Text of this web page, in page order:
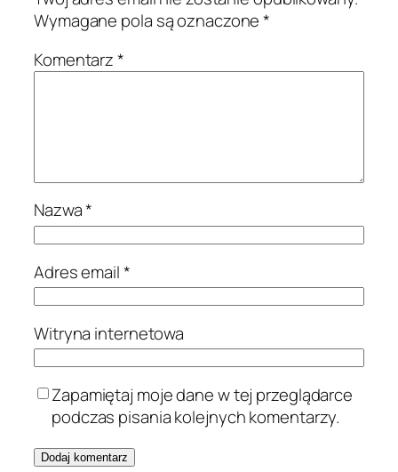
Wymagane pola są oznaczone*
Komentarz*
Nazwa*
Adres email*
Witryna internetowa
Zapamiętaj moje dane w tej przeglądarce
podczas pisania kolejnych komentarzy.